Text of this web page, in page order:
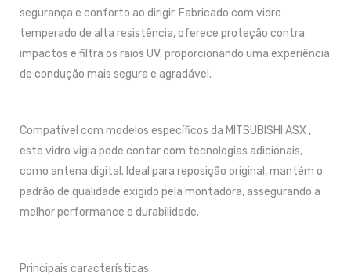
segurança e conforto ao dirigir. Fabricado com vidro
temperado de alta resistência, oferece proteção contra
impactos e filtra os raios UV, proporcionando uma experiência
de condução mais segura e agradável.
Compatível com modelos específicos da MITSUBISHI ASX ,
este vidro vigia pode contar com tecnologias adicionais,
como antena digital. Ideal para reposição original, mantém o
padrão de qualidade exigido pela montadora, assegurando a
melhor performance e durabilidade.
Principais características: